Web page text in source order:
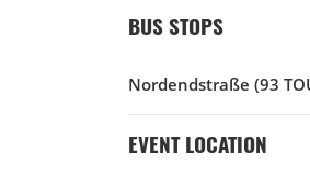
BUS STOPS
Nordendstraße (93
EVENT LOCATION